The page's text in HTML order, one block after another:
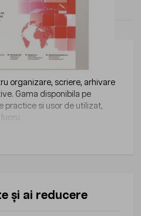
Producator:Office Products
integrate cu usurinta in
scoli, institutii sau alte medii
organizare, scriere, arhivare
Gama disponibila pe
practice si usor de utilizat,
și ai reducere